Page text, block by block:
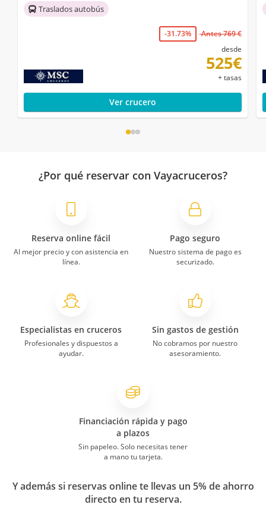
Traslados autobús
-31.73%
Antes 769 €
desde
525€
+ tasas
Ver crucero
¿Por qué reservar con Vayacruceros?
Reserva online fácil
Al mejor precio y con asistencia en
línea.
Pago seguro
Nuestro sistema de pago es
securizado.
Especialistas en cruceros
Profesionales y dispuestos a
ayudar.
Sin gastos de gestión
No cobramos por nuestro
asesoramiento.
Financiación rápida y pago
a plazos
Sin papeleo. Solo necesitas tener
a mano tu tarjeta.
Y además si reservas online te llevas un 5% de ahorro
directo en tu reserva.